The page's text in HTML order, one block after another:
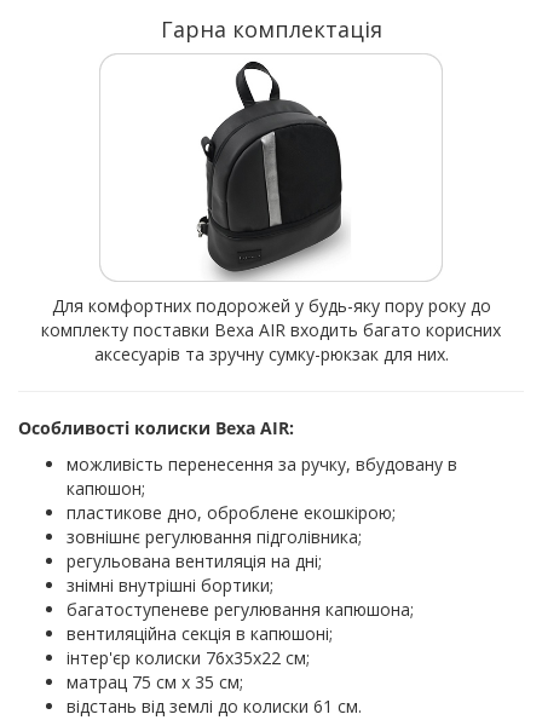
Гарна комплектація
Для комфортних подорожей у будь-яку пору року до
комплекту поставки Bexa AIR входить багато корисних
аксесуарів та зручну сумку-рюкзак для них.
Особливості колиски Bexa AIR:
можливість перенесення за ручку, вбудовану в
капюшон;
пластикове дно, оброблене екошкірою;
зовнішнє регулювання підголівника;
регульована вентиляція на дні;
знімні внутрішні бортики;
багатоступеневе регулювання капюшона;
вентиляційна секція в капюшоні;
інтер'єр колиски 76х35х22 см;
матрац 75 см х 35 см;
відстань від землі до колиски 61 см.